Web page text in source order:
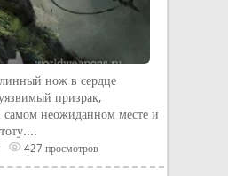
нож в сердце
призрак,
неожиданном месте и
427 просмотров